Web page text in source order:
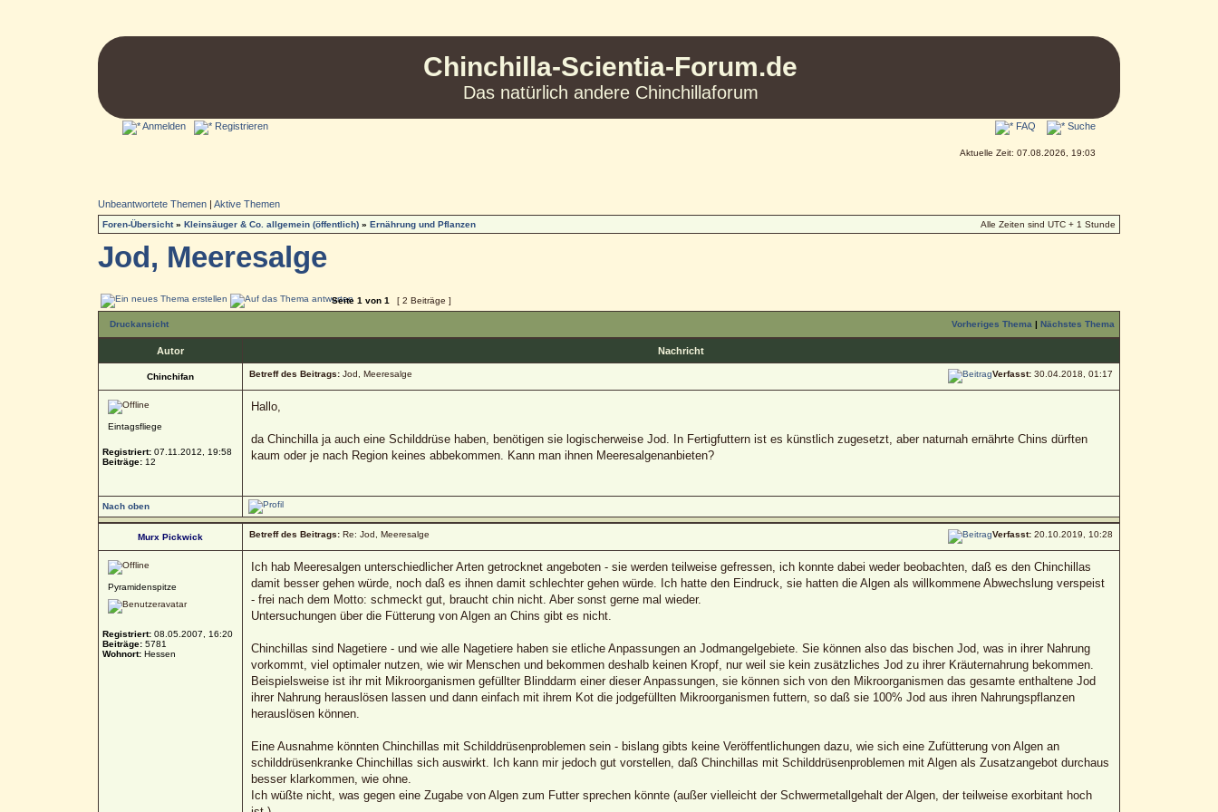
Chinchilla-Scientia-Forum.de
Das natürlich andere Chinchillaforum
Anmelden Registrieren FAQ Suche
Aktuelle Zeit: 07.08.2026, 19:03
Unbeantwortete Themen| Aktive Themen
Foren-Übersicht» Kleinsäuger & Co. allgemein (öffentlich)» Ernährung und Pflanzen Alle Zeiten sind UTC + 1 Stunde
Jod, Meeresalge
Seite 1 von 1 [ 2 Beiträge ]
Druckansicht Vorheriges Thema | Nächstes Thema
Autor Nachricht
Chinchifan Betreff des Beitrags:Jod, Meeresalge Verfasst:30.04.2018, 01:17
Eintagsfliege
Registriert:07.11.2012, 19:58
Beiträge:12
Hallo,
da Chinchilla ja auch eine Schilddrüse haben, benötigen sie logischerweise Jod. In Fertigfuttern ist es künstlich zugesetzt, aber naturnah ernährte Chins dürften
kaum oder je nach Region keines abbekommen. Kann man ihnen Meeresalgenanbieten?
Nach oben
Murx Pickwick Betreff des Beitrags:Re: Jod, Meeresalge Verfasst:20.10.2019, 10:28
Pyramidenspitze
Registriert:08.05.2007, 16:20
Beiträge:5781
Wohnort:Hessen
Ich hab Meeresalgen unterschiedlicher Arten getrocknet angeboten - sie werden teilweise gefressen, ich konnte dabei weder beobachten, daß es den Chinchillas
damit besser gehen würde, noch daß es ihnen damit schlechter gehen würde. Ich hatte den Eindruck, sie hatten die Algen als willkommene Abwechslung verspeist
- frei nach dem Motto: schmeckt gut, braucht chin nicht. Aber sonst gerne mal wieder.
Untersuchungen über die Fütterung von Algen an Chins gibt es nicht.
Chinchillas sind Nagetiere - und wie alle Nagetiere haben sie etliche Anpassungen an Jodmangelgebiete. Sie können also das bischen Jod, was in ihrer Nahrung
vorkommt, viel optimaler nutzen, wie wir Menschen und bekommen deshalb keinen Kropf, nur weil sie kein zusätzliches Jod zu ihrer Kräuternahrung bekommen.
Beispielsweise ist ihr mit Mikroorganismen gefüllter Blinddarm einer dieser Anpassungen, sie können sich von den Mikroorganismen das gesamte enthaltene Jod
ihrer Nahrung herauslösen lassen und dann einfach mit ihrem Kot die jodgefüllten Mikroorganismen futtern, so daß sie 100% Jod aus ihren Nahrungspflanzen
herauslösen können.
Eine Ausnahme könnten Chinchillas mit Schilddrüsenproblemen sein - bislang gibts keine Veröffentlichungen dazu, wie sich eine Zufütterung von Algen an
schilddrüsenkranke Chinchillas sich auswirkt. Ich kann mir jedoch gut vorstellen, daß Chinchillas mit Schilddrüsenproblemen mit Algen als Zusatzangebot durchaus
besser klarkommen, wie ohne.
Ich wüßte nicht, was gegen eine Zugabe von Algen zum Futter sprechen könnte (außer vielleicht der Schwermetallgehalt der Algen, der teilweise exorbitant hoch